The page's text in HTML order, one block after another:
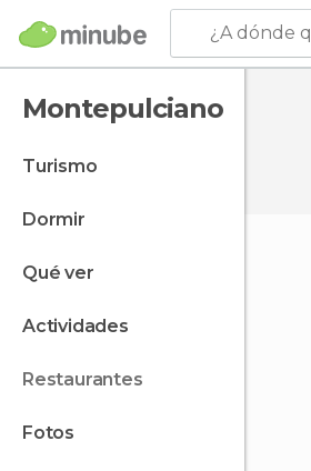
¿A dónde
Montepulciano
turismo
dormir
qué ver
actividades
restaurantes
fotos